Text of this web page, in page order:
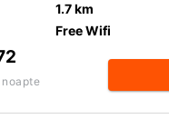
1.7 km
Free Wifi